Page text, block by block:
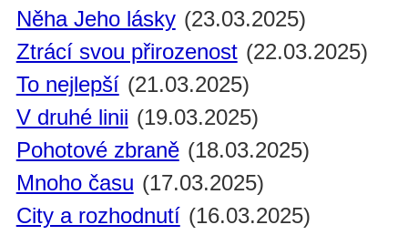
Něha Jeho lásky (23.03.2025)
Ztrácí svou přirozenost (22.03.2025)
To nejlepší (21.03.2025)
V druhé linii (19.03.2025)
Pohotové zbraně (18.03.2025)
Mnoho času (17.03.2025)
City a rozhodnutí (16.03.2025)